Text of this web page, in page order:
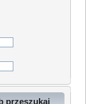
przeszukaj